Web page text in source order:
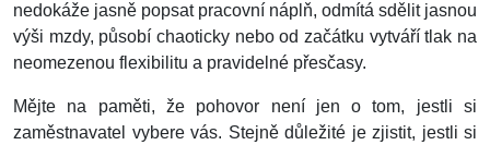
nedokáže jasně popsat pracovní náplň, odmítá sdělit jasnou
výši mzdy, působí chaoticky nebo od začátku vytváří tlak na
neomezenou flexibilitu a pravidelné přesčasy.
Mějte na paměti, že pohovor není jen o tom, jestli si
zaměstnavatel vybere vás. Stejně důležité je zjistit, jestli si